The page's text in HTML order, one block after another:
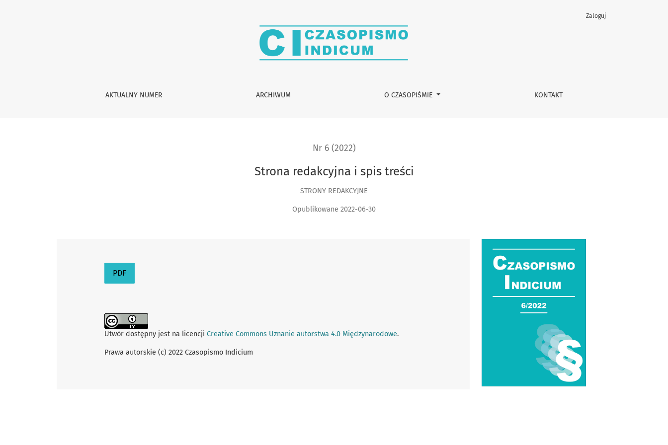
AKTUALNY NUMER ARCHIWUM O CZASOPIŚMIE KONTAKT
Zaloguj
Nr 6 (2022)
Strona redakcyjna i spis treści
STRONY REDAKCYJNE
Opublikowane 2022-06-30
PDF
Utwór dostępny jest na licencji Creative Commons Uznanie autorstwa 4.0 Międzynarodowe.
Prawa autorskie (c) 2022 Czasopismo Indicium